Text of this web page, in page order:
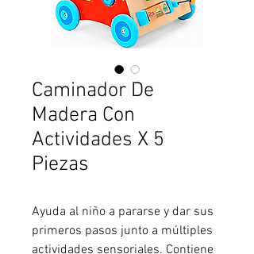
Caminador De
Madera Con
Actividades X 5
Piezas
Ayuda al niño a pararse y dar sus
primeros pasos junto a múltiples
actividades sensoriales. Contiene